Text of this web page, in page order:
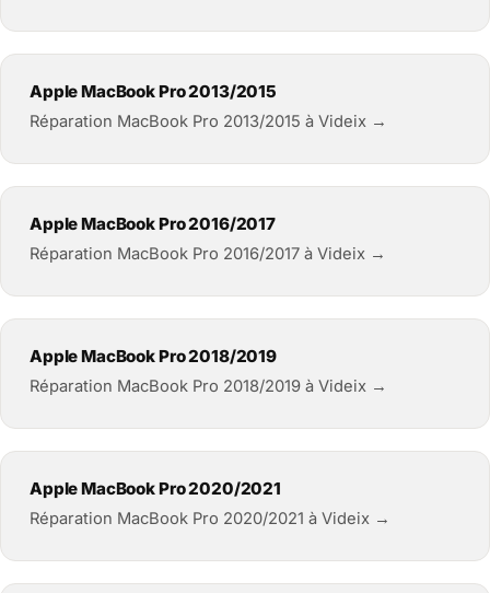
Apple MacBook Pro 2013/2015
Réparation MacBook Pro 2013/2015 à Videix →
Apple MacBook Pro 2016/2017
Réparation MacBook Pro 2016/2017 à Videix →
Apple MacBook Pro 2018/2019
Réparation MacBook Pro 2018/2019 à Videix →
Apple MacBook Pro 2020/2021
Réparation MacBook Pro 2020/2021 à Videix →